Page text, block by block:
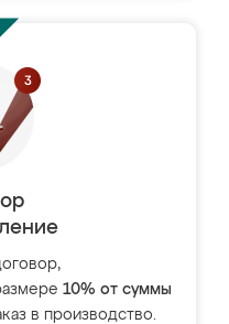
10% от суммы
в производство.